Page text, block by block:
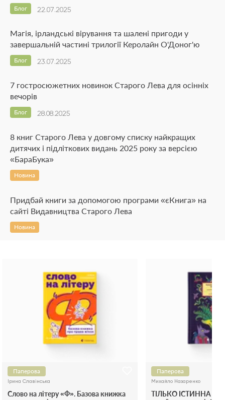
22.07.2025
Блог
Магія, ірландські вірування та шалені пригоди у
завершальній частині трилогії Керолайн О'Доног'ю
23.07.2025
Блог
7 гостросюжетних новинок Старого Лева для осінніх
вечорів
28.08.2025
Блог
8 книг Старого Лева у довгому списку найкращих
дитячих і підліткових видань 2025 року за версією
«БараБука»
Новина
Придбай книги за допомогою програми «єКнига» на
сайті Видавництва Старого Лева
Новина
Паперова
Ірина Славінська
Слово на літеру «Ф». Базова книжка
Паперова
Михайло Назаренко
ТІЛЬКО ІСТИННА